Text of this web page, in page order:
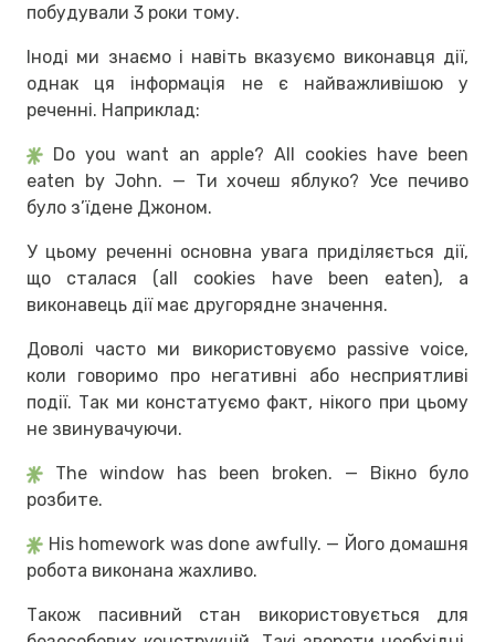
побудували 3 роки тому.
Іноді ми знаємо і навіть вказуємо виконавця дії,
однак ця інформація не є найважливішою у
реченні. Наприклад:
Do you want an apple? All cookies have been
eaten by John. — Ти хочеш яблуко? Усе печиво
було з’їдене Джоном.
У цьому реченні основна увага приділяється дії,
що сталася (all cookies have been eaten), а
виконавець дії має другорядне значення.
Доволі часто ми використовуємо passive voice,
коли говоримо про негативні або несприятливі
події. Так ми констатуємо факт, нікого при цьому
не звинувачуючи.
The window has been broken. — Вікно було
розбите.
His homework was done awfully. — Його домашня
робота виконана жахливо.
Також пасивний стан використовується для